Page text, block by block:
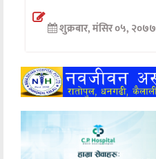
अन्तर्वार्ता
खेलकुद
मनोरञ्जन
अन्य
शुक्रबार, मंसिर ०५,